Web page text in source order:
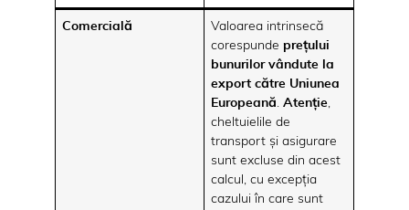
Comercială
Valoarea intrinsecă
corespundeprețului
bunurilor vândute la
export către Uniunea
Europeană.Atenție,
cheltuielile de
transport și asigurare
sunt excluse din acest
calcul, cu excepția
cazului în care sunt